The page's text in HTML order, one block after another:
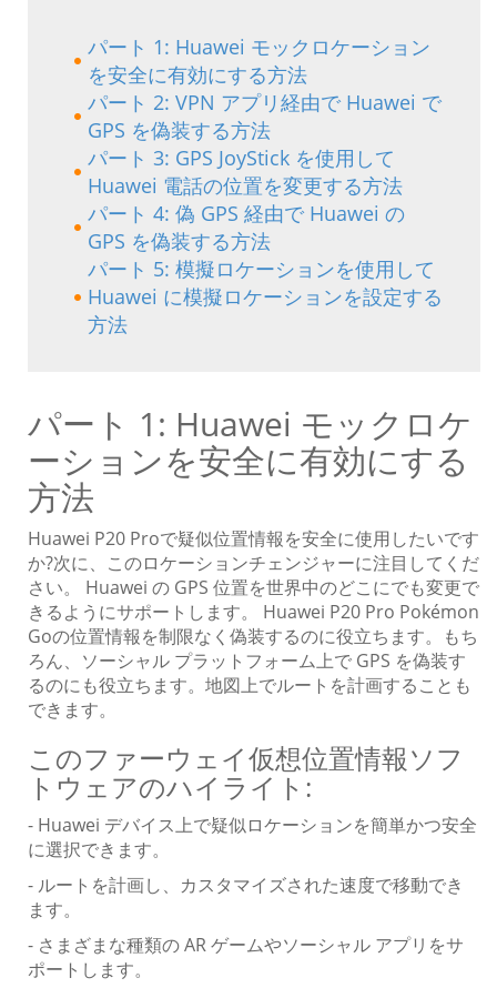
パート 1: Huawei モックロケーション
を安全に有効にする方法
パート 2: VPN アプリ経由で Huawei で
GPS を偽装する方法
パート 3: GPS JoyStick を使用して
Huawei 電話の位置を変更する方法
パート 4: 偽 GPS 経由で Huawei の
GPS を偽装する方法
パート 5: 模擬ロケーションを使用して
Huawei に模擬ロケーションを設定する
方法
パート 1: Huawei モックロケ
ーションを安全に有効にする
方法
Huawei P20 Proで疑似位置情報を安全に使用したいです
か?次に、このロケーションチェンジャーに注目してくだ
さい。 Huawei の GPS 位置を世界中のどこにでも変更で
きるようにサポートします。 Huawei P20 Pro Pokémon
Goの位置情報を制限なく偽装するのに役立ちます。もち
ろん、ソーシャル プラットフォーム上で GPS を偽装す
るのにも役立ちます。地図上でルートを計画することも
できます。
このファーウェイ仮想位置情報ソフ
トウェアのハイライト:
- Huawei デバイス上で疑似ロケーションを簡単かつ安全
に選択できます。
- ルートを計画し、カスタマイズされた速度で移動でき
ます。
- さまざまな種類の AR ゲームやソーシャル アプリをサ
ポートします。